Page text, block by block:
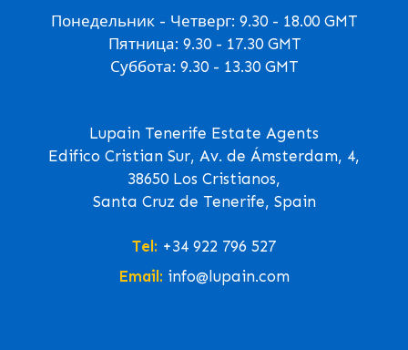
Понедельник - Четверг: 9.30 - 18.00 GMT
Пятница: 9.30 - 17.30 GMT
Суббота: 9.30 - 13.30 GMT
Lupain Tenerife Estate Agents
Edifico Cristian Sur, Av. de Ámsterdam, 4,
38650 Los Cristianos,
Santa Cruz de Tenerife, Spain
Tel: +34 922 796 527
Email: info@lupain.com